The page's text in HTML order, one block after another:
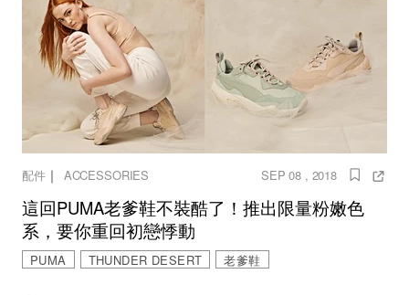
配件｜ ACCESSORIES SEP 08 , 2018
這回PUMA老爹鞋不裝酷了！推出限量粉嫩色
系，要你重回初戀悸動
PUMA THUNDER DESERT 老爹鞋